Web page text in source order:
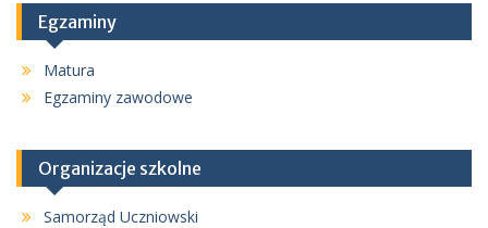
Egzaminy
Matura
Egzaminy zawodowe
Organizacje szkolne
Samorząd Uczniowski